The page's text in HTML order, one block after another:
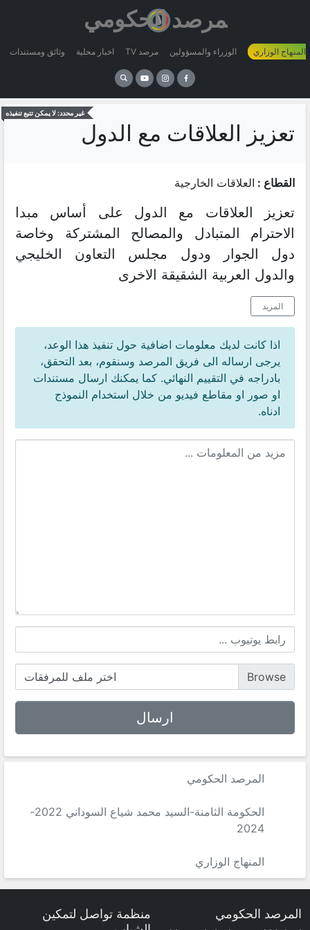
وثائق ومستندات اخبار محلية مرصد TV الوزراء والمسؤولين المنهاج الوزاري
غير محدد: لا يمكن تتبع تنفيذه
تعزيز العلاقات مع الدول
القطاع : العلاقات الخارجية
تعزيز العلاقات مع الدول على أساس مبدا
الاحترام المتبادل والمصالح المشتركة وخاصة
دول الجوار ودول مجلس التعاون الخليجي
والدول العربية الشقيقة الاخرى
المزيد
اذا كانت لديك معلومات اضافية حول تنفيذ هذا الوعد،
يرجى ارساله الى فريق المرصد وسنقوم، بعد التحقق،
بادراجه في التقييم النهائي. كما يمكنك ارسال مستندات
او صور او مقاطع فيديو من خلال استخدام النموذج
ادناه.
اختر ملف للمرفقات
المرصد الحكومي
الحكومة الثامنة-السيد محمد شياع السوداني 2022-
2024
المنهاج الوزاري
المرصد الحكومي
منظمة تواصل لتمكين